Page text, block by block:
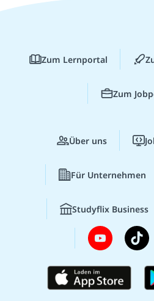
Zum Lernportal
Zum
Über uns
Für Unternehmen
Studyflix Business